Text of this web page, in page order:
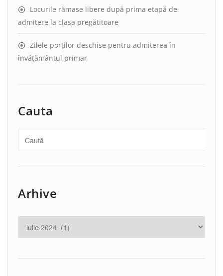
Locurile rămase libere după prima etapă de
admitere la clasa pregătitoare
Zilele porților deschise pentru admiterea în
învățământul primar
Cauta
Arhive